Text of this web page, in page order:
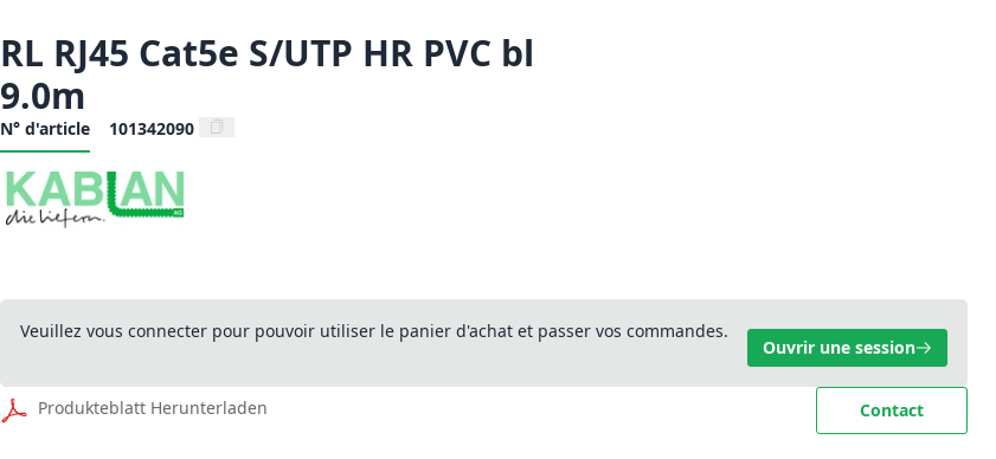
RL RJ45 Cat5e S/UTP HR PVC bl
9.0m
N° d'article 101342090
Veuillez vous connecter pour pouvoir utiliser le panier d'achat et passer vos commandes.
Ouvrir une session
Produkteblatt Herunterladen Contact